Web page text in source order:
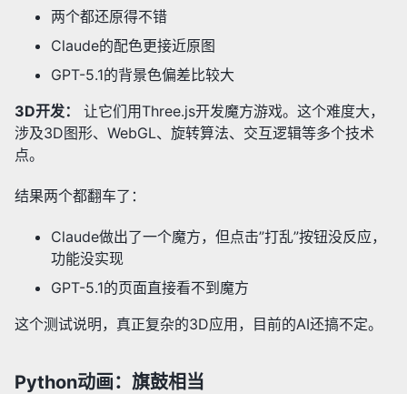
两个都还原得不错
Claude的配色更接近原图
GPT-5.1的背景色偏差比较大
3D开发：
让它们用Three.js开发魔方游戏。这个难度大，
涉及3D图形、WebGL、旋转算法、交互逻辑等多个技术
点。
结果两个都翻车了：
Claude做出了一个魔方，但点击”打乱”按钮没反应，
功能没实现
GPT-5.1的页面直接看不到魔方
这个测试说明，真正复杂的3D应用，目前的AI还搞不定。
Python动画：旗鼓相当